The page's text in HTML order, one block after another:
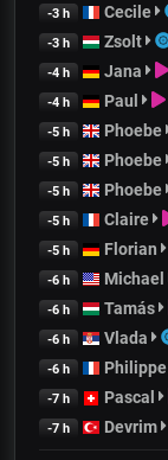
-3 h Cecile
-3 h Zsolt
-4 h Jana
-4 h Paul
-5 h Phoebe
-5 h Phoebe
-5 h Phoebe
-5 h Claire
-5 h Florian
-6 h Michael
-6 h Tamás
-6 h Vlada
-6 h Philippe
-7 h Pascal
-7 h Devrim